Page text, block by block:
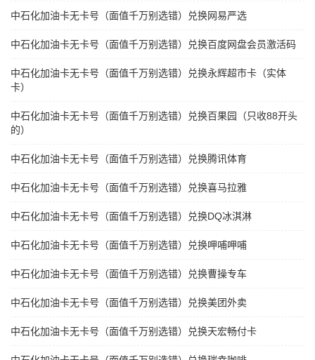
中石化加油卡无卡号（面值千万别选错）兑换网易严选
中石化加油卡无卡号（面值千万别选错）兑换百度网盘会员激活码
中石化加油卡无卡号（面值千万别选错）兑换永辉超市卡（实体
卡）
中石化加油卡无卡号（面值千万别选错）兑换百果园（只收88开头
的）
中石化加油卡无卡号（面值千万别选错）兑换腾讯体育
中石化加油卡无卡号（面值千万别选错）兑换喜马拉雅
中石化加油卡无卡号（面值千万别选错）兑换DQ冰淇淋
中石化加油卡无卡号（面值千万别选错）兑换呷哺呷哺
中石化加油卡无卡号（面值千万别选错）兑换曹操专车
中石化加油卡无卡号（面值千万别选错）兑换美团外卖
中石化加油卡无卡号（面值千万别选错）兑换天宏畅付卡